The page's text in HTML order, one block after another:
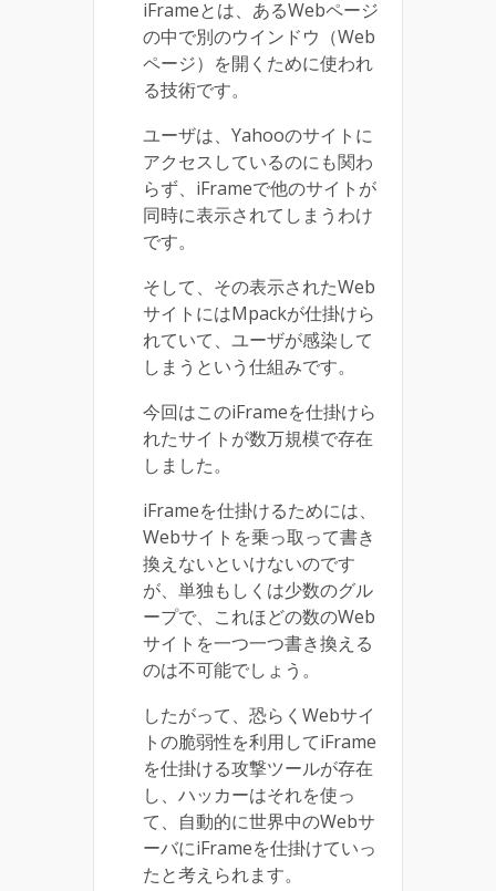
iFrameとは、あるWebページ
の中で別のウインドウ（Web
ページ）を開くために使われ
る技術です。
ユーザは、Yahooのサイトに
アクセスしているのにも関わ
らず、iFrameで他のサイトが
同時に表示されてしまうわけ
です。
そして、その表示されたWeb
サイトにはMpackが仕掛けら
れていて、ユーザが感染して
しまうという仕組みです。
今回はこのiFrameを仕掛けら
れたサイトが数万規模で存在
しました。
iFrameを仕掛けるためには、
Webサイトを乗っ取って書き
換えないといけないのです
が、単独もしくは少数のグル
ープで、これほどの数のWeb
サイトを一つ一つ書き換える
のは不可能でしょう。
したがって、恐らくWebサイ
トの脆弱性を利用してiFrame
を仕掛ける攻撃ツールが存在
し、ハッカーはそれを使っ
て、自動的に世界中のWebサ
ーバにiFrameを仕掛けていっ
たと考えられます。